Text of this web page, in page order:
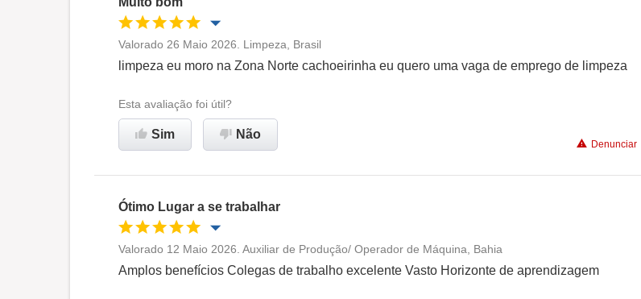
Oportunidade de promoção
Ambiente de trabalho
Conciliação com a vida familiar
Recomenda esta empresa
Valorado 26 Maio 2026. Limpeza, Brasil
limpeza eu moro na Zona Norte cachoeirinha eu quero uma vaga de emprego de limpeza
Esta avaliação foi útil?
Sim Não
Denunciar
Ótimo Lugar a se trabalhar
Oportunidade de promoção Conciliação com a vida familiar
Valorado 12 Maio 2026. Auxiliar de Produção/ Operador de Máquina, Bahia
Amplos benefícios Colegas de trabalho excelente Vasto Horizonte de aprendizagem